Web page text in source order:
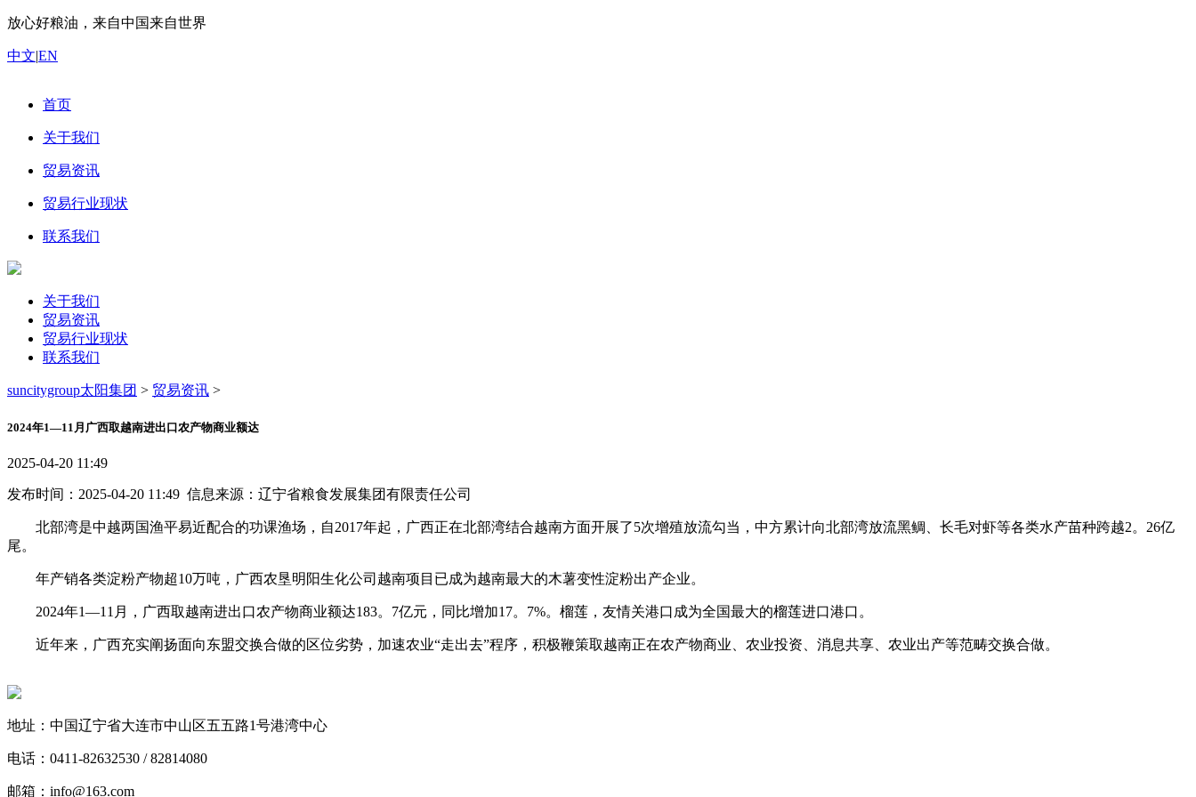
放心好粮油，来自中国来自世界
中文|EN
首页
关于我们
贸易资讯
贸易行业现状
联系我们
关于我们
贸易资讯
贸易行业现状
联系我们
suncitygroup太阳集团 > 贸易资讯 >
2024年1—11月广西取越南进出口农产物商业额达
2025-04-20 11:49
发布时间：2025-04-20 11:49 信息来源：辽宁省粮食发展集团有限责任公司
北部湾是中越两国渔平易近配合的功课渔场，自2017年起，广西正在北部湾结合越南方面开展了5次增殖放流勾当，中方累计向北部湾放流黑鲷、长毛对虾等各类水产苗种跨越2。26亿
尾。
年产销各类淀粉产物超10万吨，广西农垦明阳生化公司越南项目已成为越南最大的木薯变性淀粉出产企业。
2024年1—11月，广西取越南进出口农产物商业额达183。7亿元，同比增加17。7%。榴莲，友情关港口成为全国最大的榴莲进口港口。
近年来，广西充实阐扬面向东盟交换合做的区位劣势，加速农业“走出去”程序，积极鞭策取越南正在农产物商业、农业投资、消息共享、农业出产等范畴交换合做。
地址：中国辽宁省大连市中山区五五路1号港湾中心
电话：0411-82632530 / 82814080
邮箱：info@163.com